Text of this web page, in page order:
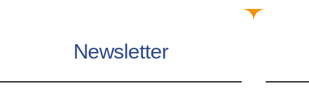
Newsletter